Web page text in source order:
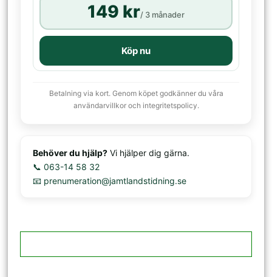
149 kr/ 3 månader
Köp nu
Betalning via kort. Genom köpet godkänner du våra
användarvillkor och integritetspolicy.
Behöver du hjälp? Vi hjälper dig gärna.
📞 063-14 58 32
📧 prenumeration@jamtlandstidning.se